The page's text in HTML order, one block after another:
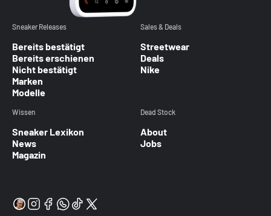
Sneaker Releases
Bereits bestätigt
Bereits erschienen
Nicht bestätigt
Marken
Modelle
Sales & Deals
Streetwear
Deals
Nike
Wissen
Sneaker Lexikon
News
Magazin
Dead Stock
About
Jobs